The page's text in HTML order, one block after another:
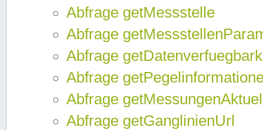
Abfrage getMessstelle
Abfrage
Abfrage
Abfrage
Abfrage
Abfrage getGanglinienUrl